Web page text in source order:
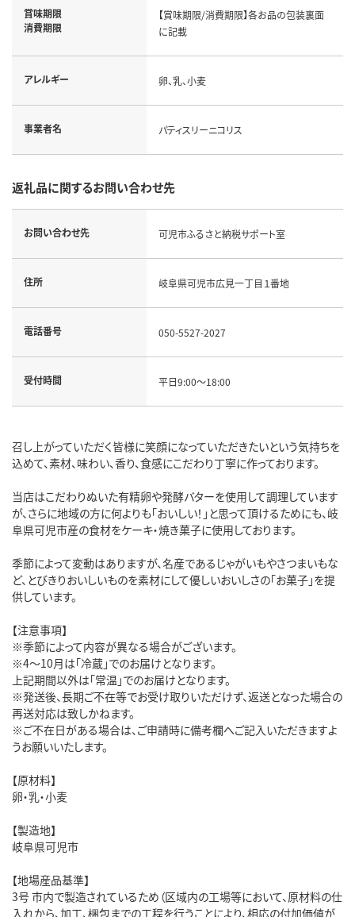
賞味期限
消費期限
【賞味期限/消費期限】各お品の包装裏面
に記載
アレルギー 卵、乳、小麦
事業者名 パティスリーニコリス
返礼品に関するお問い合わせ先
お問い合わせ先 可児市ふるさと納税サポート室
住所 岐阜県可児市広見一丁目１番地
電話番号 050-5527-2027
受付時間 平日9:00～18:00
召し上がっていただく皆様に笑顔になっていただきたいという気持ちを
込めて、素材、味わい、香り、食感にこだわり丁寧に作っております。
当店はこだわりぬいた有精卵や発酵バターを使用して調理しています
が、さらに地域の方に何よりも「おいしい！」と思って頂けるためにも、岐
阜県可児市産の食材をケーキ・焼き菓子に使用しております。
季節によって変動はありますが、名産であるじゃがいもやさつまいもな
ど、とびきりおいしいものを素材にして優しいおいしさの「お菓子」を提
供しています。
【注意事項】
※季節によって内容が異なる場合がございます。
※4～10月は「冷蔵」でのお届けとなります。
上記期間以外は「常温」でのお届けとなります。
※発送後、長期ご不在等でお受け取りいただけず、返送となった場合の
再送対応は致しかねます。
※ご不在日がある場合は、ご申請時に備考欄へご記入いただきますよ
うお願いいたします。
【原材料】
卵・乳・小麦
【製造地】
岐阜県可児市
【地場産品基準】
3号 市内で製造されているため（区域内の工場等において、原材料の仕
入れから、加工、梱包までの工程を行うことにより、相応の付加価値が